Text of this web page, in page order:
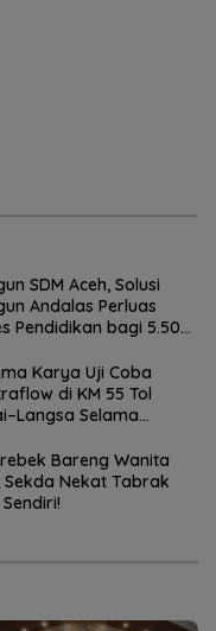
SDM Aceh, Solusi
Andalas Perluas
Pendidikan bagi 5.500
Karya Uji Coba
di KM 55 Tol
Selama
Bareng Wanita
Sekda Nekat Tabrak